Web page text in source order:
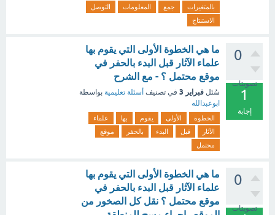
بالمتغيرات
جمع المعلومات
التوصل
الاستنتاج
0
تصويتات
1
إجابة
ما هي الخطوة الأولى التي يقوم بها
علماء الآثار قبل البدء بالحفر في
موقع محتمل ؟ - مع الشرح
سُئل فبراير 3 في تصنيف أسئلة تعليمية بواسطة
ابوعبدالله
الخطوة الأولى يقوم بها
علماء
الآثار
قبل البدء بالحفر
موقع
محتمل
0
تصويتات
ما هي الخطوة الأولى التي يقوم بها
علماء الآثار قبل البدء بالحفر في
موقع محتمل ؟ نقل كل الصخور من